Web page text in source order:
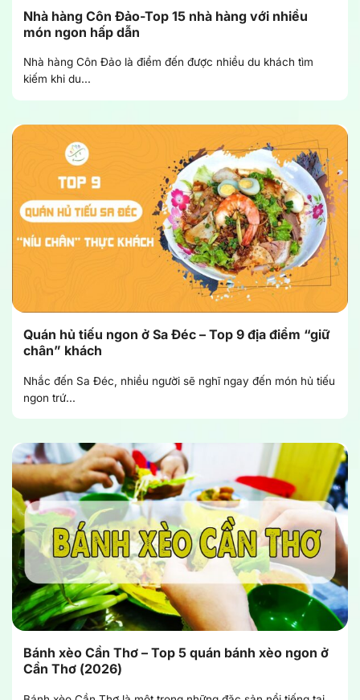
Nhà hàng Côn Đảo-Top 15 nhà hàng với nhiều
món ngon hấp dẫn
Nhà hàng Côn Đảo là điểm đến được nhiều du khách tìm
kiếm khi du...
Quán hủ tiếu ngon ở Sa Đéc – Top 9 địa điểm “giữ
chân” khách
Nhắc đến Sa Đéc, nhiều người sẽ nghĩ ngay đến món hủ tiếu
ngon trứ...
Bánh xèo Cần Thơ – Top 5 quán bánh xèo ngon ở
Cần Thơ (2026)